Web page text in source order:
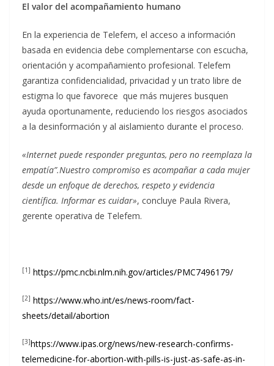
El valor del acompañamiento humano
En la experiencia de Telefem, el acceso a información
basada en evidencia debe complementarse con escucha,
orientación y acompañamiento profesional. Telefem
garantiza confidencialidad, privacidad y un trato libre de
estigma lo que favorece que más mujeres busquen
ayuda oportunamente, reduciendo los riesgos asociados
a la desinformación y al aislamiento durante el proceso.
«Internet puede responder preguntas, pero no reemplaza la
empatía”.Nuestro compromiso es acompañar a cada mujer
desde un enfoque de derechos, respeto y evidencia
científica. Informar es cuidar», concluye Paula Rivera,
gerente operativa de Telefem.
[1] https://pmc.ncbi.nlm.nih.gov/articles/PMC7496179/
[2] https://www.who.int/es/news-room/fact-
sheets/detail/abortion
[3]https://www.ipas.org/news/new-research-confirms-
telemedicine-for-abortion-with-pills-is-just-as-safe-as-in-